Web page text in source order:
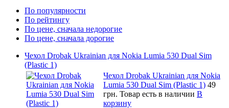
По популярности
По рейтингу
По цене, сначала недорогие
По цене, сначала дорогие
Чехол Drobak Ukrainian для Nokia Lumia 530 Dual Sim
(Plastic 1)
Чехол Drobak Ukrainian для Nokia
Lumia 530 Dual Sim (Plastic 1) 49
грн. Товар есть в наличии В
корзину